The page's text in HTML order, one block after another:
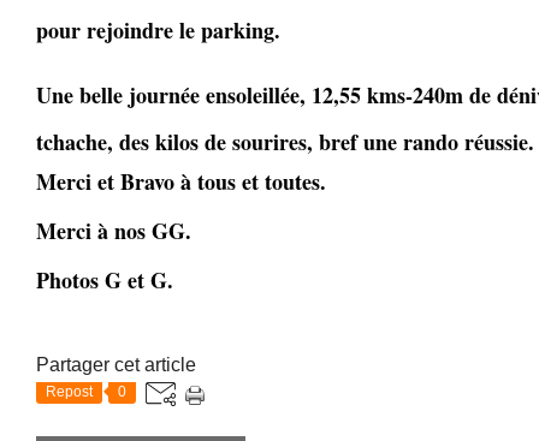
pour rejoindre le parking.
Une belle journée ensoleillée, 12,55 kms-240m de
tchache, des kilos de sourires, bref une rando réussie.
Merci et Bravo à tous et toutes.
Merci à nos GG.
Photos G et G.
Partager cet article
Repost 0